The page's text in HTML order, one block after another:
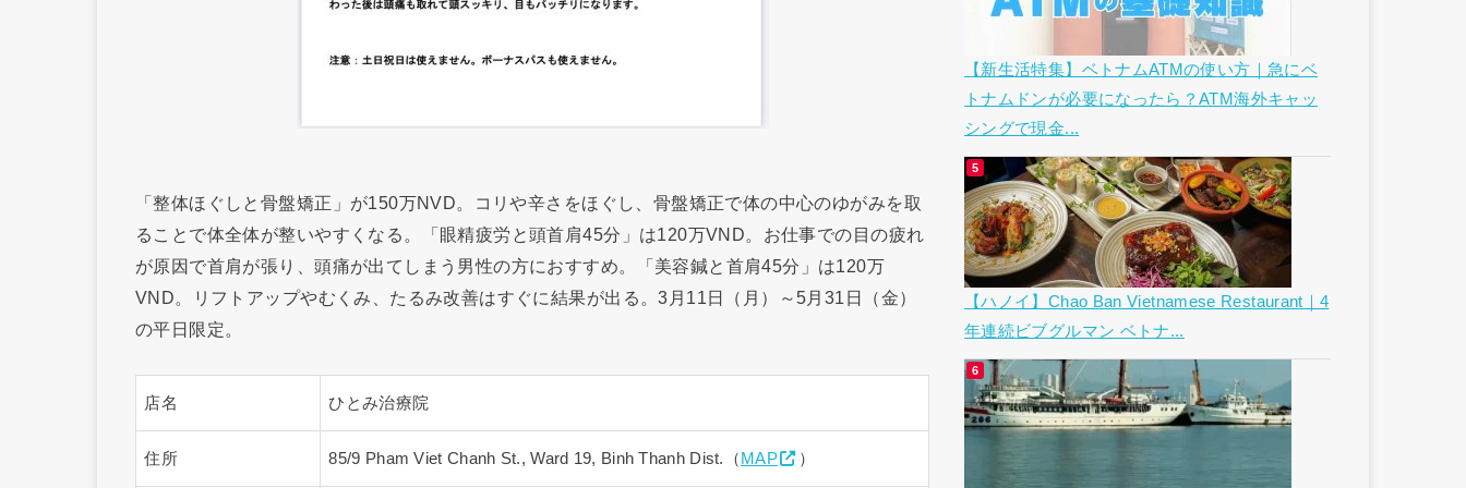
「整体ほぐしと骨盤矯正」が150万NVD。コリや辛さをほぐし、骨盤矯正で体の中心のゆがみを取
ることで体全体が整いやすくなる。「眼精疲労と頭首肩45分」は120万VND。お仕事での目の疲れ
が原因で首肩が張り、頭痛が出てしまう男性の方におすすめ。「美容鍼と首肩45分」は120万
VND。リフトアップやむくみ、たるみ改善はすぐに結果が出る。3月11日（月）～5月31日（金）
の平日限定。
店名 ひとみ治療院
住所 85/9 Pham Viet Chanh St., Ward 19, Binh Thanh Dist.（MAP ）
【新生活特集】ベトナムATMの使い方｜急にベ
トナムドンが必要になったら？ATM海外キャッ
シングで現金...
【ハノイ】Chao Ban Vietnamese Restaurant｜4
年連続ビブグルマン ベトナ...